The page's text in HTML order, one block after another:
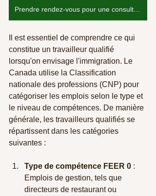
Il est essentiel de comprendre ce qui
constitue un travailleur qualifié
lorsqu'on envisage l'immigration. Le
Canada utilise la Classification
nationale des professions (CNP) pour
catégoriser les emplois selon le type et
le niveau de compétences. De manière
générale, les travailleurs qualifiés se
répartissent dans les catégories
suivantes :
Type de compétence FEER 0 :
Emplois de gestion, tels que
directeurs de restaurant ou